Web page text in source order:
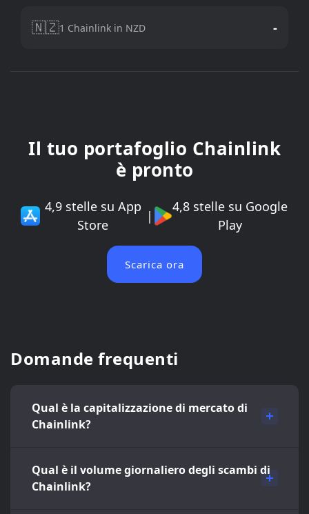
🇳🇿1 Chainlink in NZD -
Il tuo portafoglio Chainlink
è pronto
4,9 stelle su App
Store
|
4,8 stelle su Google
Play
Scarica ora
Domande frequenti
Qual è la capitalizzazione di mercato di
Chainlink?
Qual è il volume giornaliero degli scambi di
Chainlink?